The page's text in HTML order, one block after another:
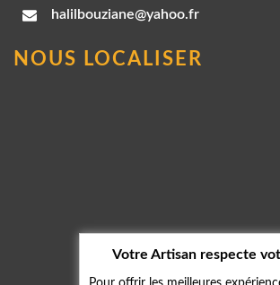
halilbouziane@yahoo.fr
NOUS LOCALISER
Votre Artisan respecte